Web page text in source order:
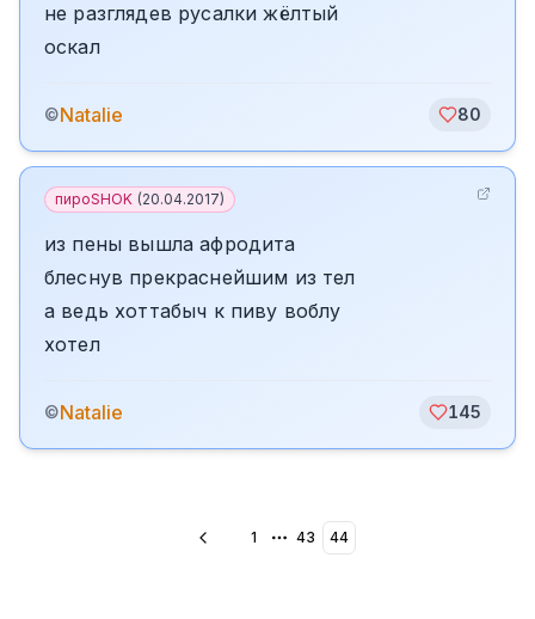
не разглядев русалки жёлтый
оскал
©Natalie 80
пироSHOK (20.04.2017)
из пены вышла афродита
блеснув прекраснейшим из тел
а ведь хоттабыч к пиву воблу
хотел
©Natalie 145
1 More pages
43 44